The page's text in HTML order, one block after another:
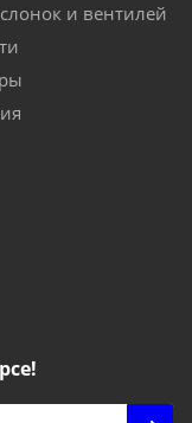
и вентилей